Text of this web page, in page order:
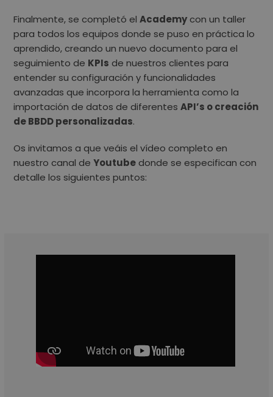
Finalmente, se completó elAcademycon un taller
para todos los equipos donde se puso en práctica lo
aprendido, creando un nuevo documento para el
seguimiento de KPIs de nuestros clientes para
entender su configuración y funcionalidades
avanzadas que incorpora la herramienta como la
importación de datos de diferentesAPI’s o creación
de BBDD personalizadas.
Os invitamos a que veáis el vídeo completo en
nuestro canal deYoutube donde se especifican con
detalle los siguientes puntos: